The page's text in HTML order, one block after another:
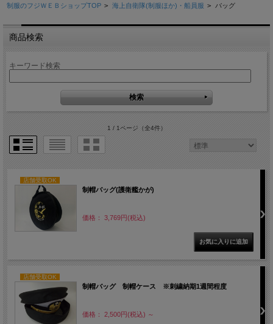
制服のフジＷＥＢショップTOP > 海上自衛隊(制服ほか)・船員服 > バッグ
商品検索
キーワード検索
1 / 1ページ（全4件）
店舗受取OK
制帽バッグ(護衛艦かが)
価格： 3,769円(税込)
店舗受取OK
制帽バッグ 制帽ケース ※刺繍納期1週間程度
価格： 2,500円(税込) ～